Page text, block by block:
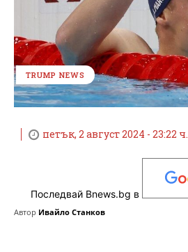
TRUMP NEWS
петък, 2 август 2024 - 23:22 ч.
Последвай Bnews.bg в
Автор Ивайло Станков